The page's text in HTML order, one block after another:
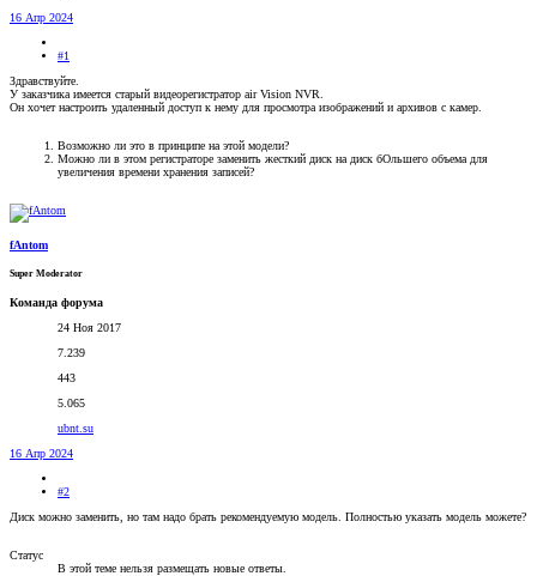
16 Апр 2024
#1
Здравствуйте.
У заказчика имеется старый видеорегистратор air Vision NVR.
Он хочет настроить удаленный доступ к нему для просмотра изображений и архивов с камер.
Возможно ли это в принципе на этой модели?
Можно ли в этом регистраторе заменить жесткий диск на диск бОльшего объема для
увеличения времени хранения записей?
fAntom
Super Moderator
Команда форума
24 Ноя 2017
7.239
443
5.065
ubnt.su
16 Апр 2024
#2
Диск можно заменить, но там надо брать рекомендуемую модель. Полностью указать модель можете?
Статус
В этой теме нельзя размещать новые ответы.